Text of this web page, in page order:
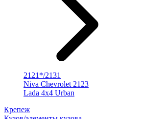
2121*/2131
Niva Chevrolet 2123
Lada 4x4 Urban
Крепеж